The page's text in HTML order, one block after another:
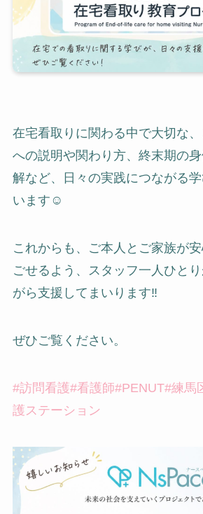
在宅看取りに関わる中で大切な
への説明や関わり方、終末期の
解など、日々の実践につながる
います☺️
これからも、ご本人とご家族が
ごせるよう、スタッフ一人ひと
がら支援してまいります‼️
ぜひご覧ください。
#訪問看護#看護師#PENUT#練馬
護ステーション